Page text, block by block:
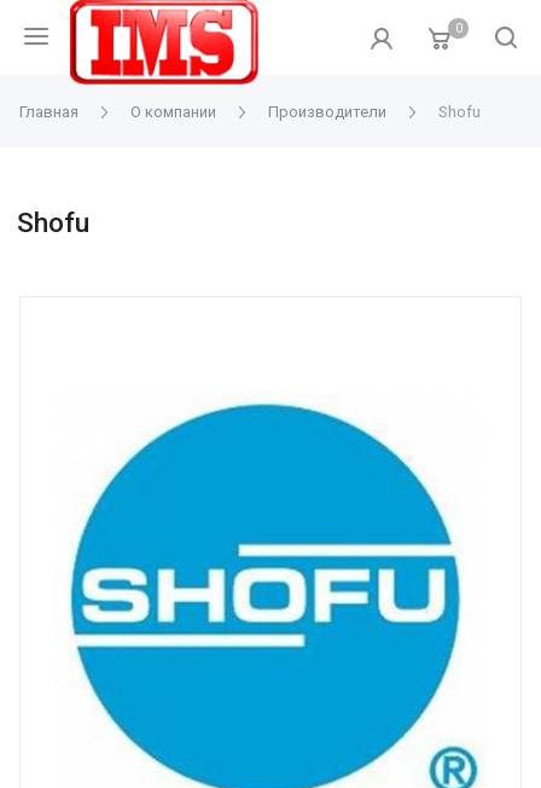
0
Главная О компании Производители Shofu
Shofu